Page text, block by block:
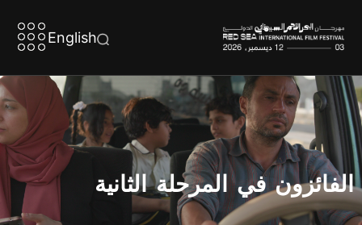
English
الفائزون في المرحلة الثانية